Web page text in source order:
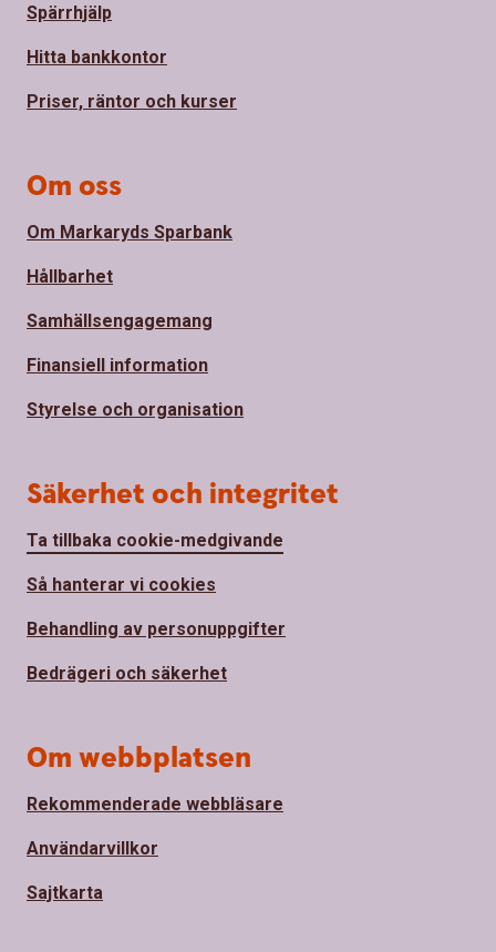
Spärrhjälp
Hitta bankkontor
Priser, räntor och kurser
Om oss
Om Markaryds Sparbank
Hållbarhet
Samhällsengagemang
Finansiell information
Styrelse och organisation
Säkerhet och integritet
Ta tillbaka cookie-medgivande
Så hanterar vi cookies
Behandling av personuppgifter
Bedrägeri och säkerhet
Om webbplatsen
Rekommenderade webbläsare
Användarvillkor
Sajtkarta